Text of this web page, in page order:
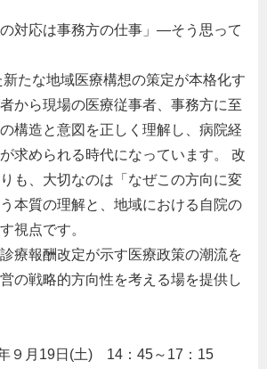
の対応は事務方の仕事」―そう思って
たな地域医療構想の策定が本格化す
から現場の医療従事者、事務方に至
構造と意図を正しく理解し、病院経
求められる時代になっています。 改
も、大切なのは「なぜこの方向に変
本質の理解と、地域における自院の
視点です。
療報酬改定が示す医療政策の潮流を
の戦略的方向性を考える場を提供し
９月19日(土) 14：45～17：15